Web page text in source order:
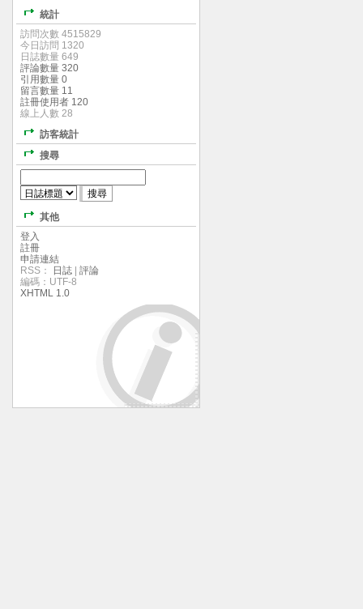
統計
訪問次數 4515829
今日訪問 1320
日誌數量 649
評論數量 320
引用數量 0
留言數量 11
註冊使用者 120
線上人數 28
訪客統計
搜尋
其他
登入
註冊
申請連結
RSS：
日誌
評論
編碼：UTF-8
XHTML 1.0